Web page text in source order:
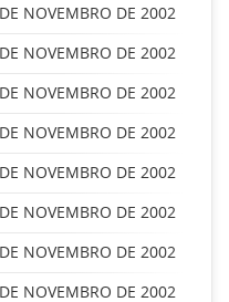
NOVEMBRO DE 2002
NOVEMBRO DE 2002
NOVEMBRO DE 2002
NOVEMBRO DE 2002
NOVEMBRO DE 2002
NOVEMBRO DE 2002
NOVEMBRO DE 2002
NOVEMBRO DE 2002